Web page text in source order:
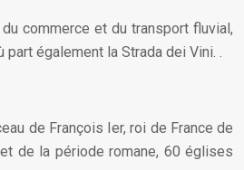
commerce et du transport fluvial,
également la Strada dei Vini. .
de François Ier, roi de France de
de la période romane, 60 églises